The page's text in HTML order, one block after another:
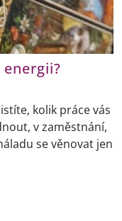
kolik práce vás
v zaměstnání,
se věnovat jen